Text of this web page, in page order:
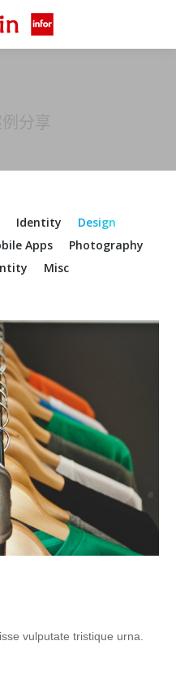
分享
Identity
Design
Apps
Photography
Misc
vulputate tristique urna.